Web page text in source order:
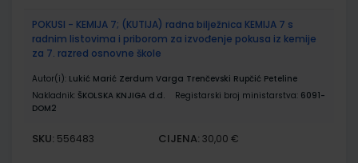
POKUSI - KEMIJA 7; (KUTIJA) radna bilježnica KEMIJA 7 s
radnim listovima i priborom za izvođenje pokusa iz kemije
za 7. razred osnovne škole
Autor(i): Lukić Marić Zerdum Varga Trenčevski Rupčić Peteline
Nakladnik: ŠKOLSKA KNJIGA d.d. Registarski broj ministarstva: 6091-
DOM2
SKU: 556483 CIJENA: 30,00 €